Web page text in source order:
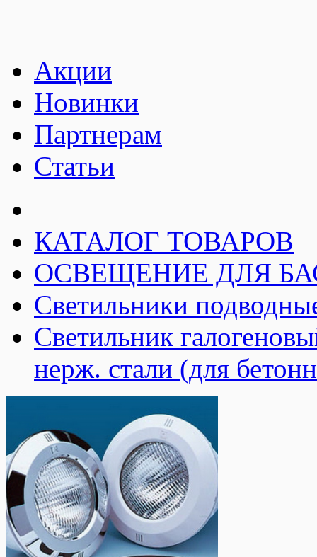
Акции
Новинки
Партнерам
Статьи
КАТАЛОГ ТОВАРОВ
ОСВЕЩЕНИЕ ДЛЯ
Светильники
Светильник
нерж. стали (для